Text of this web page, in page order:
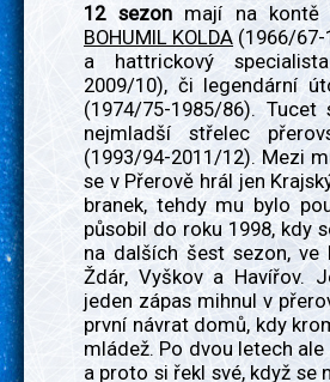
12 sezon mají na kontě
BOHUMIL KOLDA (1966/
a hattrickový
2009/10), či legendární
(1974/75-1985/86).
nejmladší střelec
(1993/94-2011/12). Mezi
se v Přerově hrál jen
branek, tehdy mu bylo
působil do roku 1998, kdy
na dalších šest sezon, ve
Ždár, Vyškov a Havířov.
jeden zápas mihnul v
první návrat domů, kdy
mládež. Po dvou letech
a proto si řekl své, když se